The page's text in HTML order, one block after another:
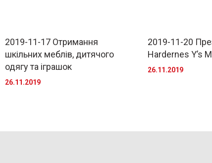
2019-11-17 Отримання
шкільних меблів, дитячого
одягу та іграшок
26.11.2019
2019-11-20
Hardernes Y’s
26.11.2019